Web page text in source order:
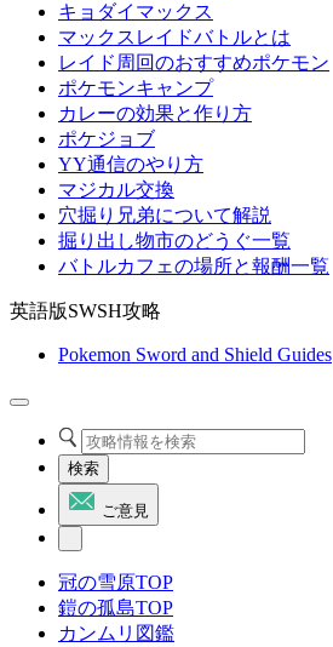
キョダイマックス
マックスレイドバトルとは
レイド周回のおすすめポケモン
ポケモンキャンプ
カレーの効果と作り方
ポケジョブ
YY通信のやり方
マジカル交換
穴掘り兄弟について解説
掘り出し物市のどうぐ一覧
バトルカフェの場所と報酬一覧
英語版SWSH攻略
Pokemon Sword and Shield Guides
検索
ご意見
冠の雪原TOP
鎧の孤島TOP
カンムリ図鑑